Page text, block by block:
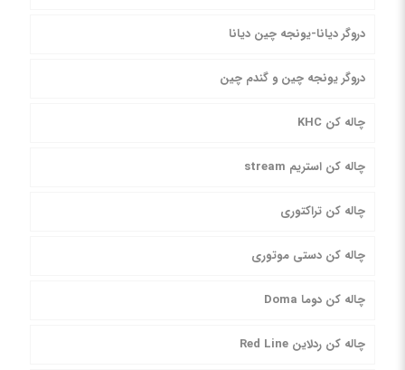
دروگر دیانا-یونجه چین دیانا
دروگر یونجه چین و گندم چین
چاله کن KHC
چاله کن استریم stream
چاله کن تراکتوری
چاله کن دستی موتوری
چاله کن دوما Doma
چاله کن ردلاین Red Line